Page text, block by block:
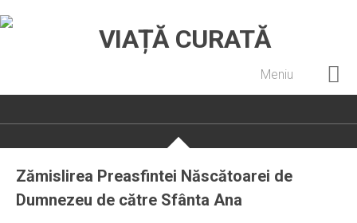
Meniu
Pateric Atonit
Istoria Bisericii
Zămislirea Preasfintei Născătoarei de
Dumnezeu de către Sfânta Ana